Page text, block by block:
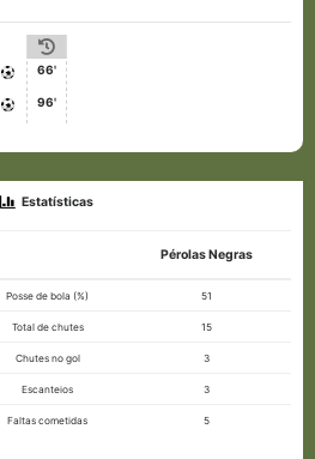
66'
96'
Estatísticas
Pérolas Negras
Posse de bola (%) 51
Total de chutes 15
Chutes no gol 3
Escanteios 3
Faltas cometidas 5